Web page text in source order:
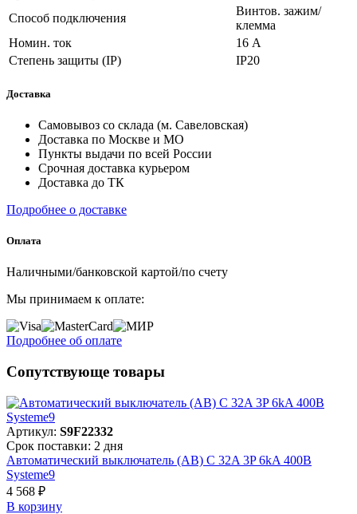
Способ подключения
Винтов. зажим/
клемма
Номин. ток
16 А
Степень защиты (IP)
IP20
Доставка
Самовывоз со склада (м. Савеловская)
Доставка по Москве и МО
Пункты выдачи по всей России
Срочная доставка курьером
Доставка до ТК
Подробнее о доставке
Оплата
Наличными/банковской картой/по счету
Мы принимаем к оплате:
Подробнее об оплате
Сопутствующе товары
Артикул: S9F22332
Срок поставки: 2 дня
Автоматический выключатель (АВ) C 32A 3P 6kA 400В
Systeme9
4 568 ₽
В корзинy